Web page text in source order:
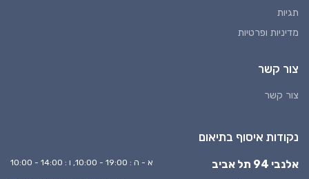
תגיות
מדיניות ופרטיות
צור קשר
צור קשר
נקודות איסוף בתיאום
אלנבי 94 תל אביב א - ה : 19:00 - 10:00, ו : 14:00 - 10:00